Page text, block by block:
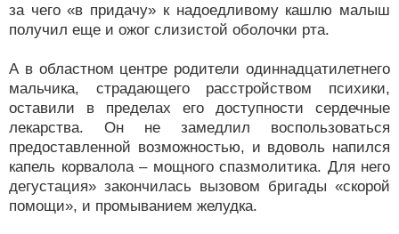
за чего «в придачу» к надоедливому кашлю малыш
получил еще и ожог слизистой оболочки рта.
А в областном центре родители одиннадцатилетнего
мальчика, страдающего расстройством психики,
оставили в пределах его доступности сердечные
лекарства. Он не замедлил воспользоваться
предоставленной возможностью, и вдоволь напился
капель корвалола – мощного спазмолитика. Для него
дегустация» закончилась вызовом бригады «скорой
помощи», и промыванием желудка.